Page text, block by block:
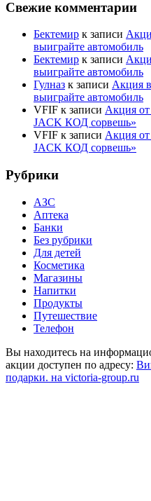
Свежие комментарии
Бектемир к записи
выиграйте автомобиль
Бектемир к записи
выиграйте автомобиль
Гулназ к записи Акция
выиграйте автомобиль
VFIF к записи Акция
JACK КОД сорвешь»
VFIF к записи Акция
JACK КОД сорвешь»
Рубрики
АЗС
Аптека
Банки
Без рубрики
Для детей
Косметика
Магазины
Напитки
Продукты
Путешествие
Телефон
Вы находитесь на
акции доступен по адресу:
подарки. на victoria-group.ru